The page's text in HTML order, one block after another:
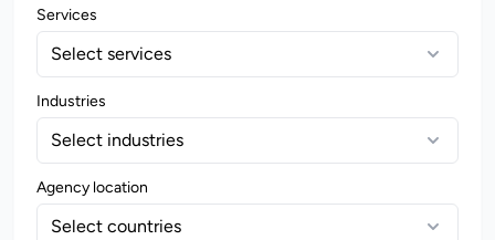
Services
Select services
Industries
Select industries
Agency location
Select countries